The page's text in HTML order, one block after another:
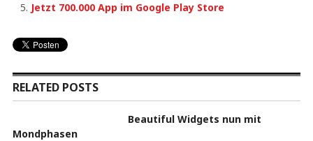
Jetzt 700.000 App im Google Play Store
RELATED POSTS
Beautiful Widgets nun mit
Mondphasen